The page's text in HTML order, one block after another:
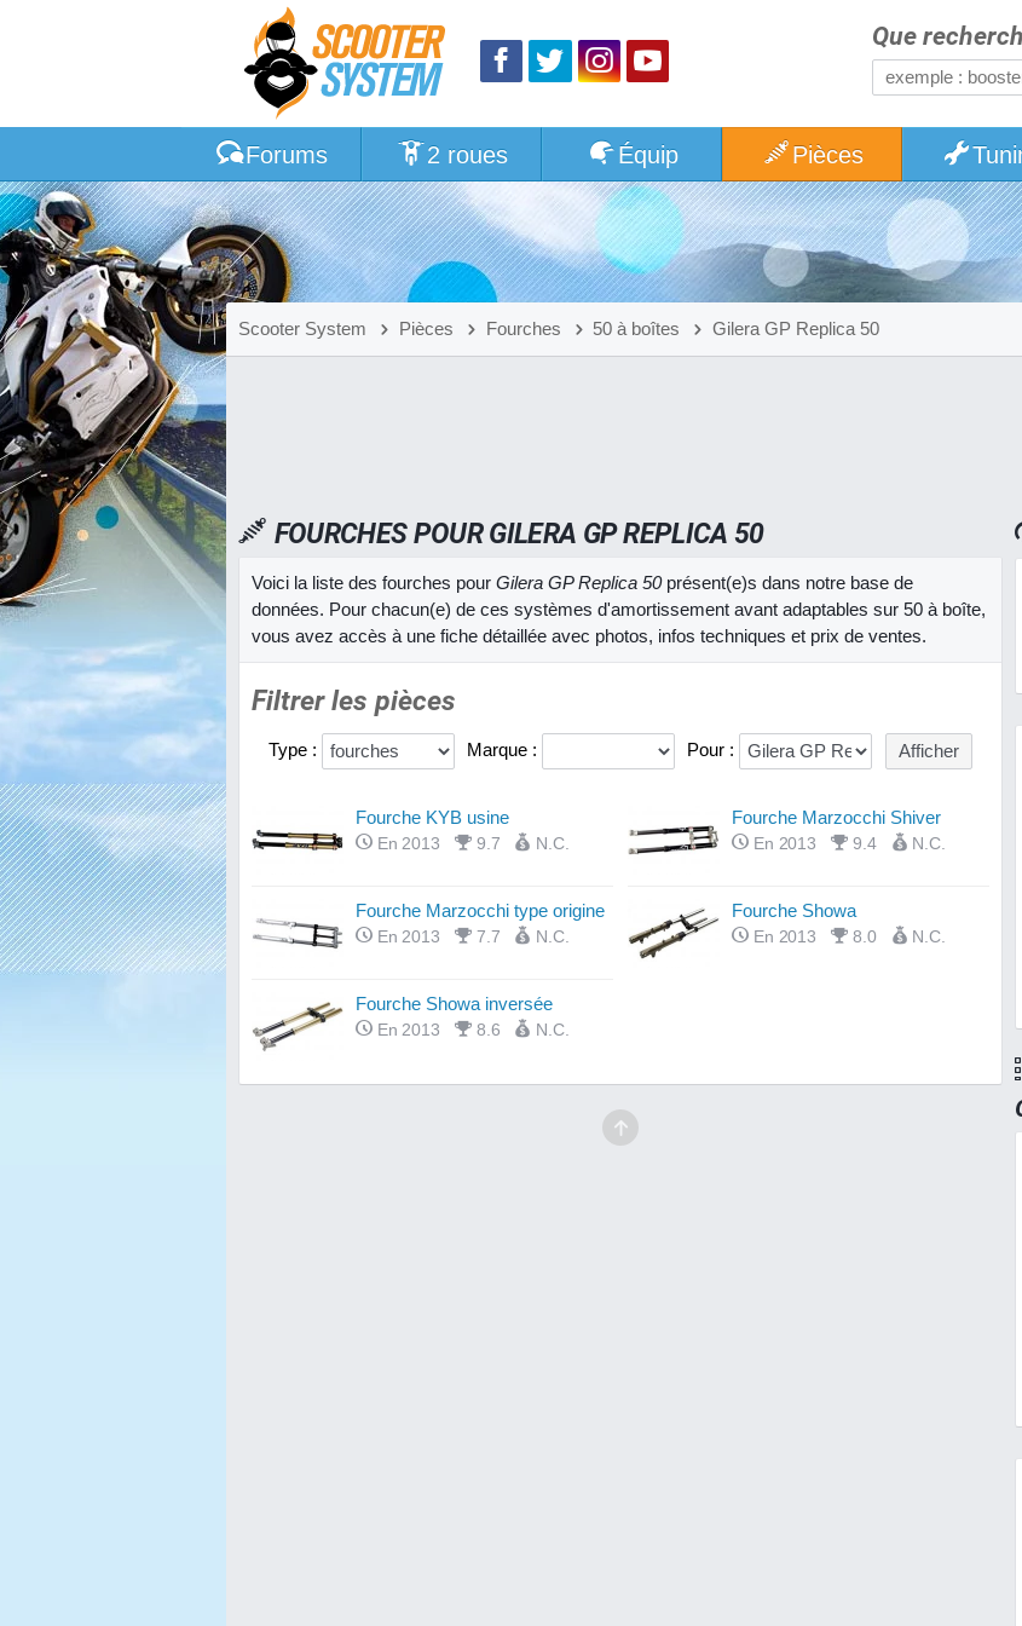
Que
Forums 2 roues Équip Pièces
Scooter System Pièces Fourches 50 à boîtes Gilera GP Replica 50
FOURCHES POUR GILERA GP REPLICA 50
Voici la liste des fourches pour Gilera GP Replica 50présent(e)s dans notre base de
données. Pour chacun(e) de ces systèmes d'amortissement avant adaptables sur 50 à boîte,
vous avez accès à une fiche détaillée avec photos, infos techniques et prix de ventes.
Filtrer les pièces
Type : Marque : Pour :
Fourche KYB usine
En 2013 9.7 N.C.
Fourche Marzocchi Shiver
En 2013 9.4 N.C.
Fourche Marzocchi type origine
En 2013 7.7 N.C.
Fourche Showa
En 2013 8.0 N.C.
Fourche Showa inversée
En 2013 8.6 N.C.